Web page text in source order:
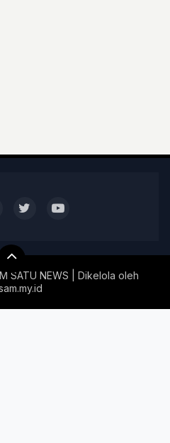
SATU NEWS | Dikelola oleh